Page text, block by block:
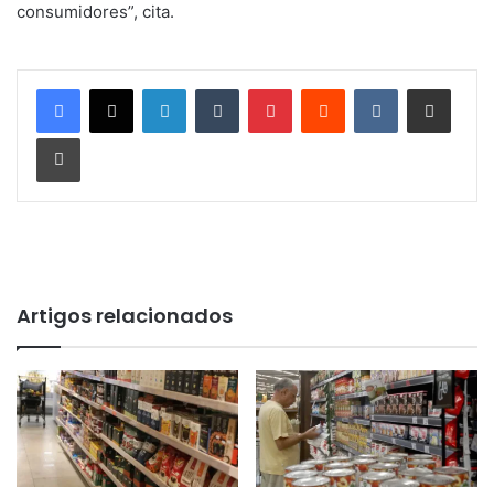
consumidores”, cita.
Artigos relacionados